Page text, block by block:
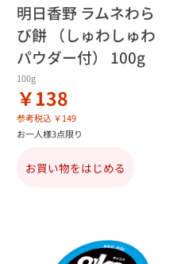
明日香野 ラムネわら
び餅 （しゅわしゅわ
パウダー付） 100g
100g
￥138
参考税込 ￥149
お一人様3点限り
お買い物をはじめる